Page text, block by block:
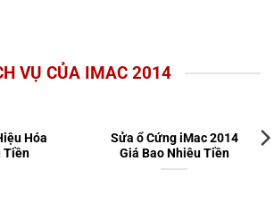
VỤ CỦA IMAC 2014
Hóa
Tiền
Sửa ổ Cứng iMac 2014
Giá Bao Nhiêu Tiền